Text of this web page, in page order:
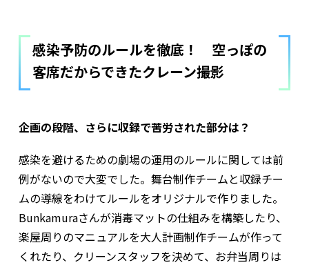
感染予防のルールを徹底！ 空っぽの
客席だからできたクレーン撮影
――企画の段階、さらに収録で苦労された部分は？
感染を避けるための劇場の運用のルールに関しては前
例がないので大変でした。舞台制作チームと収録チー
ムの導線をわけてルールをオリジナルで作りました。
Bunkamuraさんが消毒マットの仕組みを構築したり、
楽屋周りのマニュアルを大人計画制作チームが作って
くれたり、クリーンスタッフを決めて、お弁当周りは